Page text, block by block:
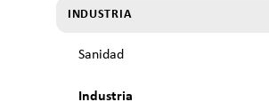
INDUSTRIA
Sanidad
Industria